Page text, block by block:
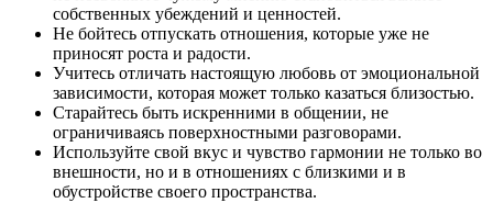
собственных убеждений и ценностей.
Не бойтесь отпускать отношения, которые уже не
приносят роста и радости.
Учитесь отличать настоящую любовь от эмоциональной
зависимости, которая может только казаться близостью.
Старайтесь быть искренними в общении, не
ограничиваясь поверхностными разговорами.
Используйте свой вкус и чувство гармонии не только во
внешности, но и в отношениях с близкими и в
обустройстве своего пространства.